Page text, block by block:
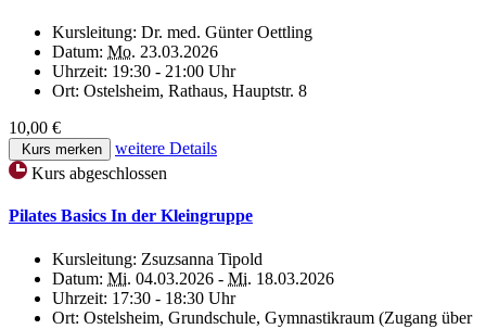
Kursleitung: Dr. med. Günter Oettling
Datum: Mo. 23.03.2026
Uhrzeit: 19:30 - 21:00 Uhr
Ort: Ostelsheim, Rathaus, Hauptstr. 8
10,00 €
Kurs merken
weitere Details
Kurs abgeschlossen
Pilates Basics In der Kleingruppe
Kursleitung: Zsuzsanna Tipold
Datum: Mi. 04.03.2026 - Mi. 18.03.2026
Uhrzeit: 17:30 - 18:30 Uhr
Ort: Ostelsheim, Grundschule, Gymnastikraum (Zugang über